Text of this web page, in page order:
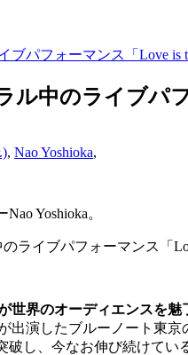
ブパフォーマンス「Love is
ル中のライブパ
, Nao Yoshioka,
Yoshioka。
ライブパフォーマンス「
世界のオーディエンスを魅
出演したブルーノート東京
破し、今なお伸び続けてい